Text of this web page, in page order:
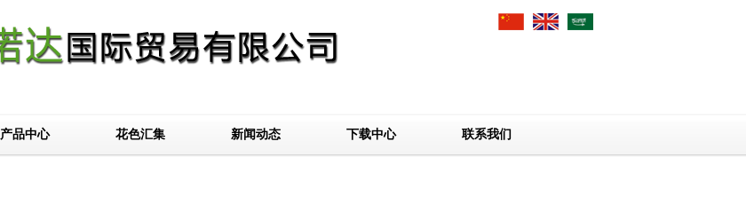
产品中心 花色汇集 新闻动态 下载中心 联系我们